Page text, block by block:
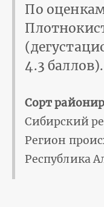
По
4.3 баллов).
Сорт
Сибирский
Регион
Республика